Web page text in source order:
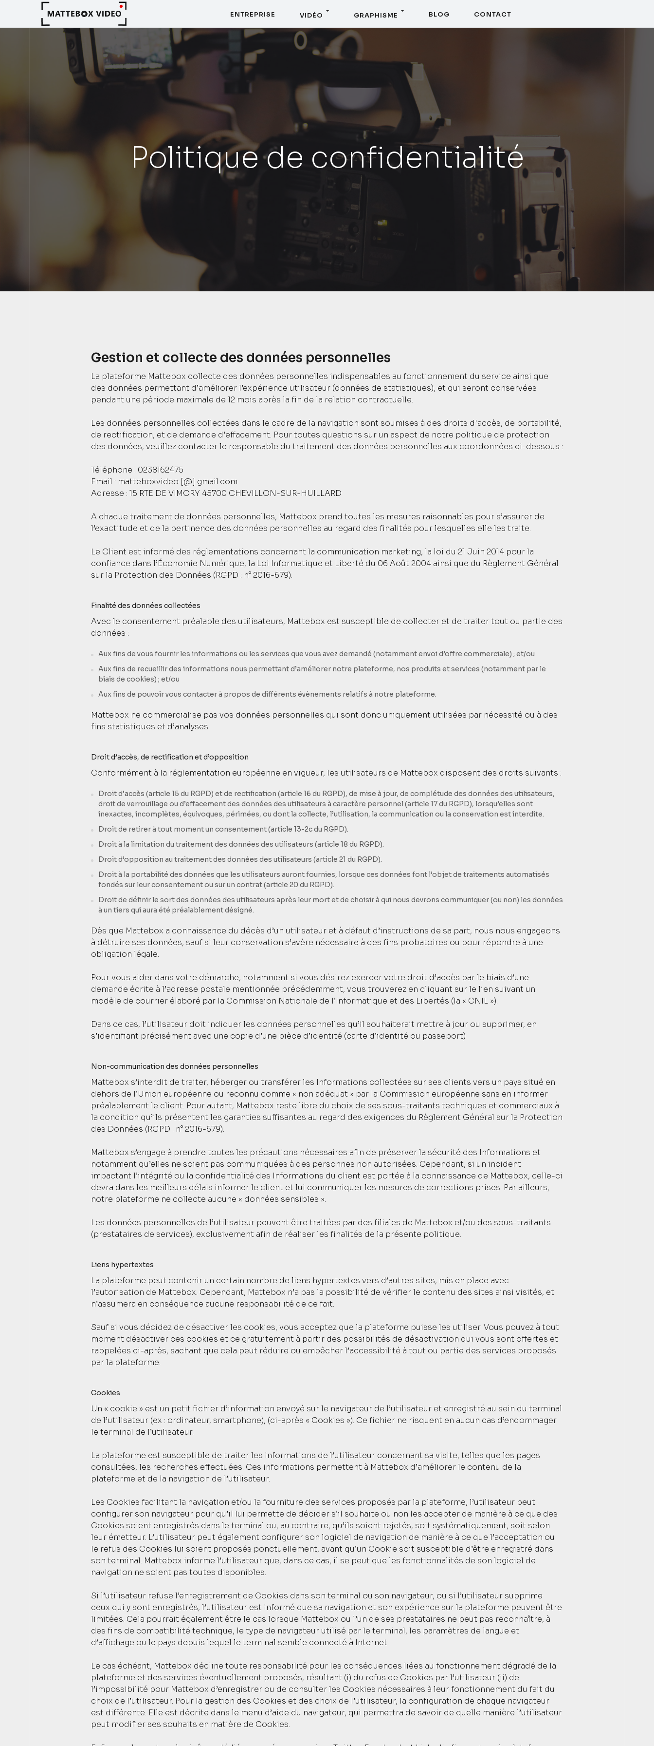
ENTREPRISE VIDÉO GRAPHISME BLOG CONTACT
Politique de confidentialité
Gestion et collecte des données personnelles
La plateforme Mattebox collecte des données personnelles indispensables au fonctionnement du service ainsi que
des données permettant d’améliorer l’expérience utilisateur (données de statistiques), et qui seront conservées
pendant une période maximale de 12 mois après la fin de la relation contractuelle.
Les données personnelles collectées dans le cadre de la navigation sont soumises à des droits d'accès, de portabilité,
de rectification, et de demande d'effacement. Pour toutes questions sur un aspect de notre politique de protection
des données, veuillez contacter le responsable du traitement des données personnelles aux coordonnées ci-dessous :
Téléphone : 0238162475
Email : matteboxvideo [@] gmail.com
Adresse : 15 RTE DE VIMORY 45700 CHEVILLON-SUR-HUILLARD
A chaque traitement de données personnelles, Mattebox prend toutes les mesures raisonnables pour s’assurer de
l’exactitude et de la pertinence des données personnelles au regard des finalités pour lesquelles elle les traite.
Le Client est informé des réglementations concernant la communication marketing, la loi du 21 Juin 2014 pour la
confiance dans l’Économie Numérique, la Loi Informatique et Liberté du 06 Août 2004 ainsi que du Règlement Général
sur la Protection des Données (RGPD : n° 2016-679).
Finalité des données collectées
Avec le consentement préalable des utilisateurs, Mattebox est susceptible de collecter et de traiter tout ou partie des
données :
Aux fins de vous fournir les informations ou les services que vous avez demandé (notamment envoi d’offre commerciale) ; et/ou
Aux fins de recueillir des informations nous permettant d’améliorer notre plateforme, nos produits et services (notamment par le
biais de cookies) ; et/ou
Aux fins de pouvoir vous contacter à propos de différents évènements relatifs à notre plateforme.
Mattebox ne commercialise pas vos données personnelles qui sont donc uniquement utilisées par nécessité ou à des
fins statistiques et d’analyses.
Droit d’accès, de rectification et d’opposition
Conformément à la réglementation européenne en vigueur, les utilisateurs de Mattebox disposent des droits suivants :
Droit d’accès (article 15 du RGPD) et de rectification (article 16 du RGPD), de mise à jour, de complétude des données des utilisateurs,
droit de verrouillage ou d’effacement des données des utilisateurs à caractère personnel (article 17 du RGPD), lorsqu’elles sont
inexactes, incomplètes, équivoques, périmées, ou dont la collecte, l’utilisation, la communication ou la conservation est interdite.
Droit de retirer à tout moment un consentement (article 13-2c du RGPD).
Droit à la limitation du traitement des données des utilisateurs (article 18 du RGPD).
Droit d’opposition au traitement des données des utilisateurs (article 21 du RGPD).
Droit à la portabilité des données que les utilisateurs auront fournies, lorsque ces données font l’objet de traitements automatisés
fondés sur leur consentement ou sur un contrat (article 20 du RGPD).
Droit de définir le sort des données des utilisateurs après leur mort et de choisir à qui nous devrons communiquer (ou non) les données
à un tiers qui aura été préalablement désigné.
Dès que Mattebox a connaissance du décès d’un utilisateur et à défaut d’instructions de sa part, nous nous engageons
à détruire ses données, sauf si leur conservation s’avère nécessaire à des fins probatoires ou pour répondre à une
obligation légale.
Pour vous aider dans votre démarche, notamment si vous désirez exercer votre droit d’accès par le biais d’une
demande écrite à l’adresse postale mentionnée précédemment, vous trouverez en cliquant sur le lien suivant un
modèle de courrier élaboré par la Commission Nationale de l’Informatique et des Libertés (la « CNIL »).
Dans ce cas, l’utilisateur doit indiquer les données personnelles qu’il souhaiterait mettre à jour ou supprimer, en
s’identifiant précisément avec une copie d’une pièce d’identité (carte d’identité ou passeport)
Non-communication des données personnelles
Mattebox s’interdit de traiter, héberger ou transférer les Informations collectées sur ses clients vers un pays situé en
dehors de l’Union européenne ou reconnu comme « non adéquat » par la Commission européenne sans en informer
préalablement le client. Pour autant, Mattebox reste libre du choix de ses sous-traitants techniques et commerciaux à
la condition qu’ils présentent les garanties suffisantes au regard des exigences du Règlement Général sur la Protection
des Données (RGPD : n° 2016-679).
Mattebox s’engage à prendre toutes les précautions nécessaires afin de préserver la sécurité des Informations et
notamment qu’elles ne soient pas communiquées à des personnes non autorisées. Cependant, si un incident
impactant l’intégrité ou la confidentialité des Informations du client est portée à la connaissance de Mattebox, celle-ci
devra dans les meilleurs délais informer le client et lui communiquer les mesures de corrections prises. Par ailleurs,
notre plateforme ne collecte aucune « données sensibles ».
Les données personnelles de l’utilisateur peuvent être traitées par des filiales de Mattebox et/ou des sous-traitants
(prestataires de services), exclusivement afin de réaliser les finalités de la présente politique.
Liens hypertextes
La plateforme peut contenir un certain nombre de liens hypertextes vers d’autres sites, mis en place avec
l’autorisation de Mattebox. Cependant, Mattebox n’a pas la possibilité de vérifier le contenu des sites ainsi visités, et
n’assumera en conséquence aucune responsabilité de ce fait.
Sauf si vous décidez de désactiver les cookies, vous acceptez que la plateforme puisse les utiliser. Vous pouvez à tout
moment désactiver ces cookies et ce gratuitement à partir des possibilités de désactivation qui vous sont offertes et
rappelées ci-après, sachant que cela peut réduire ou empêcher l’accessibilité à tout ou partie des services proposés
par la plateforme.
Cookies
Un « cookie » est un petit fichier d’information envoyé sur le navigateur de l’utilisateur et enregistré au sein du terminal
de l’utilisateur (ex : ordinateur, smartphone), (ci-après « Cookies »). Ce fichier ne risquent en aucun cas d’endommager
le terminal de l’utilisateur.
La plateforme est susceptible de traiter les informations de l’utilisateur concernant sa visite, telles que les pages
consultées, les recherches effectuées. Ces informations permettent à Mattebox d’améliorer le contenu de la
plateforme et de la navigation de l’utilisateur.
Les Cookies facilitant la navigation et/ou la fourniture des services proposés par la plateforme, l’utilisateur peut
configurer son navigateur pour qu’il lui permette de décider s’il souhaite ou non les accepter de manière à ce que des
Cookies soient enregistrés dans le terminal ou, au contraire, qu’ils soient rejetés, soit systématiquement, soit selon
leur émetteur. L’utilisateur peut également configurer son logiciel de navigation de manière à ce que l’acceptation ou
le refus des Cookies lui soient proposés ponctuellement, avant qu’un Cookie soit susceptible d’être enregistré dans
son terminal. Mattebox informe l’utilisateur que, dans ce cas, il se peut que les fonctionnalités de son logiciel de
navigation ne soient pas toutes disponibles.
Si l’utilisateur refuse l’enregistrement de Cookies dans son terminal ou son navigateur, ou si l’utilisateur supprime
ceux qui y sont enregistrés, l’utilisateur est informé que sa navigation et son expérience sur la plateforme peuvent être
limitées. Cela pourrait également être le cas lorsque Mattebox ou l’un de ses prestataires ne peut pas reconnaître, à
des fins de compatibilité technique, le type de navigateur utilisé par le terminal, les paramètres de langue et
d’affichage ou le pays depuis lequel le terminal semble connecté à Internet.
Le cas échéant, Mattebox décline toute responsabilité pour les conséquences liées au fonctionnement dégradé de la
plateforme et des services éventuellement proposés, résultant (i) du refus de Cookies par l’utilisateur (ii) de
l’impossibilité pour Mattebox d’enregistrer ou de consulter les Cookies nécessaires à leur fonctionnement du fait du
choix de l’utilisateur. Pour la gestion des Cookies et des choix de l’utilisateur, la configuration de chaque navigateur
est différente. Elle est décrite dans le menu d’aide du navigateur, qui permettra de savoir de quelle manière l’utilisateur
peut modifier ses souhaits en matière de Cookies.